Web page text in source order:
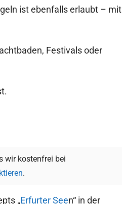
ist ebenfalls erlaubt – mit
Festivals oder
wir kostenfrei bei
.
„Erfurter Seen“ in der